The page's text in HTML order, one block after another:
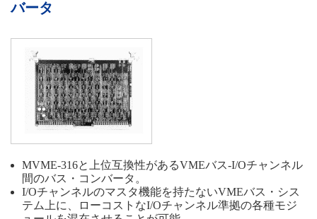
バータ
MVME-316と上位互換性があるVMEバス-I/Oチャンネル
間のバス・コンバータ。
I/Oチャンネルのマスタ機能を持たないVMEバス・シス
テム上に、ローコストなI/Oチャンネル準拠の各種モジ